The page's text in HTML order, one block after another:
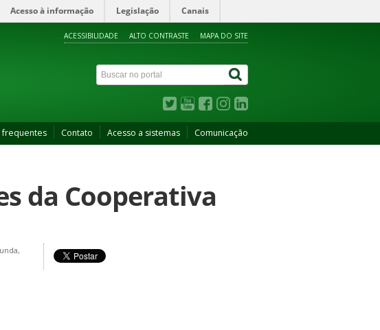
Acesso à informação Legislação Canais
ACESSIBILIDADE ALTO CONTRASTE MAPA DO SITE
frequentes Contato Acesso a sistemas Comunicação
da Cooperativa